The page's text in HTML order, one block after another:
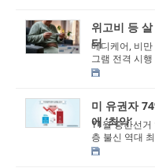
위고비 등
터
메디케어, 비
그램 전격 시
개시…위고비·제
미 유권자
에 ‘최악’
11월 중간선거
층 불신 역대